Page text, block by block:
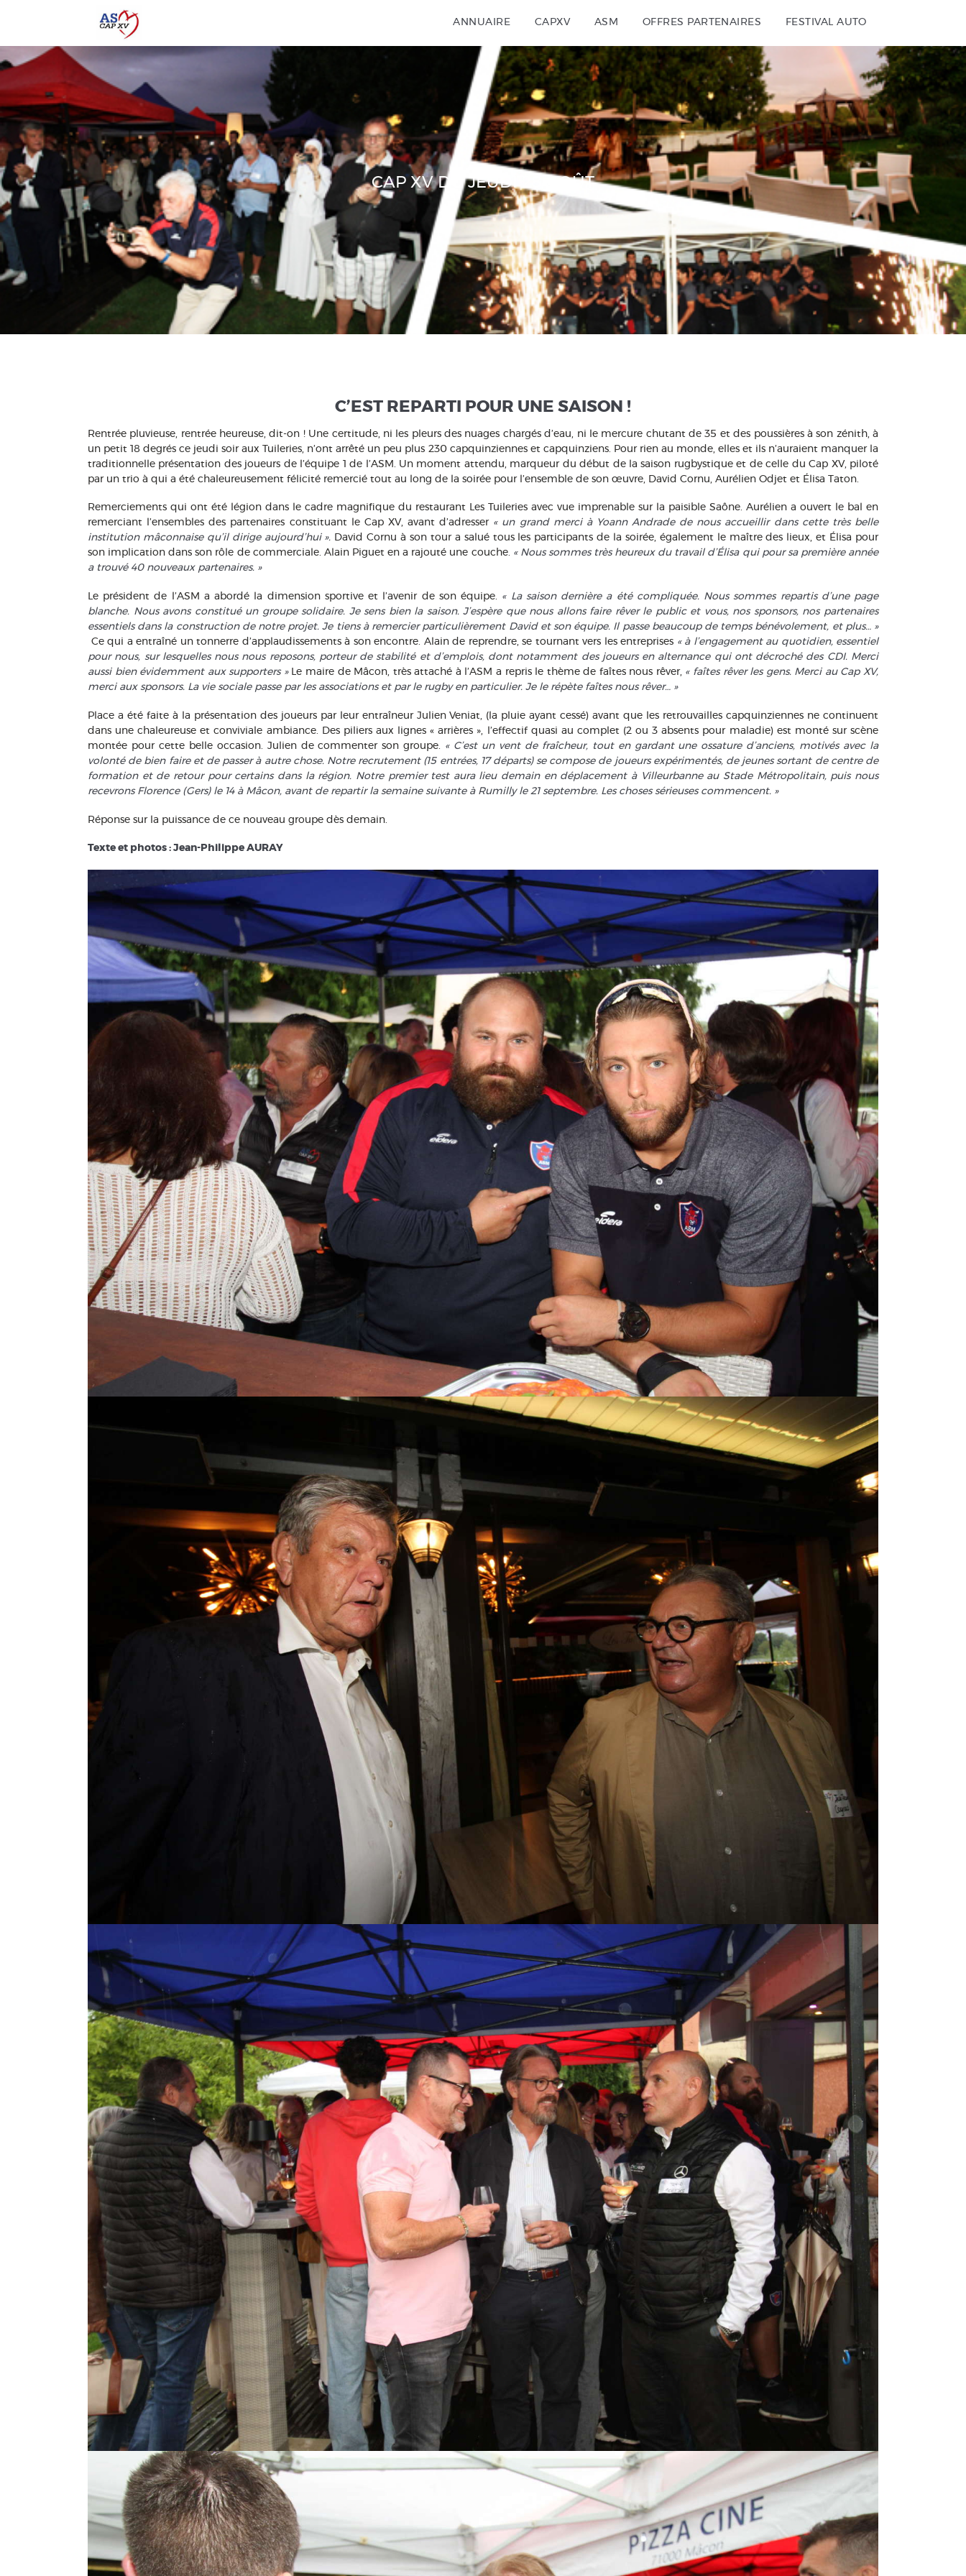
ANNUAIRE CAPXV ASM OFFRES PARTENAIRES FESTIVAL AUTO
CAP XV DU JEUDI 28 AOÛT
ANNUAIRE
CAPXV
OFFRES
PARTENAIRES
FESTIVAL AUTO
C’EST REPARTI POUR UNE SAISON !
Rentrée pluvieuse, rentrée heureuse, dit-on ! Une certitude, ni les pleurs des nuages chargés d’eau, ni le mercure chutant de 35 et des poussières à son zénith, à
un petit 18 degrés ce jeudi soir aux Tuileries, n’ont arrêté un peu plus 230 capquinziennes et capquinziens. Pour rien au monde, elles et ils n’auraient manquer la
traditionnelle présentation des joueurs de l’équipe 1 de l’ASM. Un moment attendu, marqueur du début de la saison rugbystique et de celle du Cap XV, piloté
par un trio à qui a été chaleureusement félicité remercié tout au long de la soirée pour l’ensemble de son œuvre, David Cornu, Aurélien Odjet et Élisa Taton.
Remerciements qui ont été légion dans le cadre magnifique du restaurant Les Tuileries avec vue imprenable sur la paisible Saône. Aurélien a ouvert le bal en
remerciant l’ensembles des partenaires constituant le Cap XV, avant d’adresser « un grand merci à Yoann Andrade de nous accueillir dans cette très belle
institution mâconnaise qu’il dirige aujourd’hui ». David Cornu à son tour a salué tous les participants de la soirée, également le maître des lieux, et Élisa pour
son implication dans son rôle de commerciale. Alain Piguet en a rajouté une couche. « Nous sommes très heureux du travail d’Élisa qui pour sa première année
a trouvé 40 nouveaux partenaires. »
Le président de l’ASM a abordé la dimension sportive et l’avenir de son équipe. « La saison dernière a été compliquée. Nous sommes repartis d’une page
blanche. Nous avons constitué un groupe solidaire. Je sens bien la saison. J’espère que nous allons faire rêver le public et vous, nos sponsors, nos partenaires
essentiels dans la construction de notre projet. Je tiens à remercier particulièrement David et son équipe. Il passe beaucoup de temps bénévolement, et plus… »
Ce qui a entraîné un tonnerre d’applaudissements à son encontre. Alain de reprendre, se tournant vers les entreprises « à l’engagement au quotidien, essentiel
pour nous, sur lesquelles nous nous reposons, porteur de stabilité et d’emplois, dont notamment des joueurs en alternance qui ont décroché des CDI. Merci
aussi bien évidemment aux supporters » Le maire de Mâcon, très attaché à l’ASM a repris le thème de faîtes nous rêver, « faîtes rêver les gens. Merci au Cap XV,
merci aux sponsors. La vie sociale passe par les associations et par le rugby en particulier. Je le répète faîtes nous rêver… »
Place a été faite à la présentation des joueurs par leur entraîneur Julien Veniat, (la pluie ayant cessé) avant que les retrouvailles capquinziennes ne continuent
dans une chaleureuse et conviviale ambiance. Des piliers aux lignes « arrières », l’effectif quasi au complet (2 ou 3 absents pour maladie) est monté sur scène
montée pour cette belle occasion. Julien de commenter son groupe. « C’est un vent de fraîcheur, tout en gardant une ossature d’anciens, motivés avec la
volonté de bien faire et de passer à autre chose. Notre recrutement (15 entrées, 17 départs) se compose de joueurs expérimentés, de jeunes sortant de centre de
formation et de retour pour certains dans la région. Notre premier test aura lieu demain en déplacement à Villeurbanne au Stade Métropolitain, puis nous
recevrons Florence (Gers) le 14 à Mâcon, avant de repartir la semaine suivante à Rumilly le 21 septembre. Les choses sérieuses commencent. »
Réponse sur la puissance de ce nouveau groupe dès demain.
Texte et photos : Jean-Philippe AURAY